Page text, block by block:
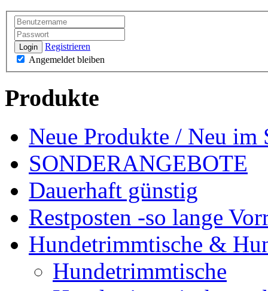
Login
Registrieren
Angemeldet bleiben
Produkte
Neue Produkte / Neu im
SONDERANGEBOTE
Dauerhaft günstig
Restposten -so lange
Hundetrimmtische &
Hundetrimmtische